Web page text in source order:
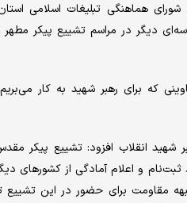
هماهنگی تبلیغات اسلامی استان
دیگر در مراسم تشییع پیکر مطهر
که برای رهبر شهید به کار
شهید انقلاب افزود: تشییع
و اعلام آمادگی از کشورهای
مقاومت برای حضور در این تشییع